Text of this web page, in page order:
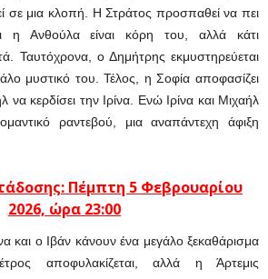
σε μια κλοπή. Η Στράτος προσπαθεί να πει
η Ανθούλα είναι κόρη του, αλλά κάτι
Ταυτόχρονα, ο Δημήτρης εκμυστηρεύεται
μυστικό του. Τέλος, η Σοφία αποφασίζει
να κερδίσει την Ιρίνα. Ενώ Ιρίνα και Μιχαήλ
ραντεβού, μια αναπάντεχη άφιξη
Πέμπτη 5 Φεβρουαρίου
2026, ώρα 23:00
και ο Ιβάν κάνουν ένα μεγάλο ξεκαθάρισμα
αποφυλακίζεται, αλλά η Άρτεμις